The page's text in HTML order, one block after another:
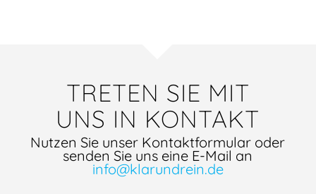
TRETEN SIE MIT
UNS IN KONTAKT
Nutzen Sie unser Kontaktformular oder
senden Sie uns eine E-Mail an
info@klarundrein.de